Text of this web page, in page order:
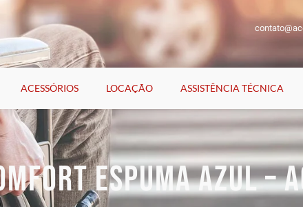
ACESSÓRIOS LOCAÇÃO ASSISTÊNCIA TÉCNICA
ESPUMA AZUL –